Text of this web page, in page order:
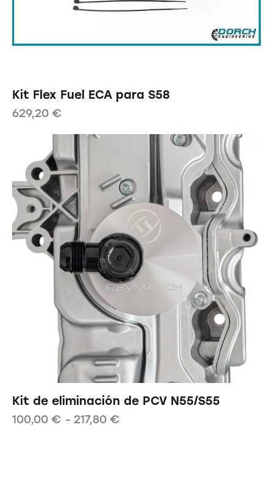
Kit Flex Fuel ECA para S58
629,20 €
Kit de eliminación de PCV N55/S55
100,00 € - 217,80 €